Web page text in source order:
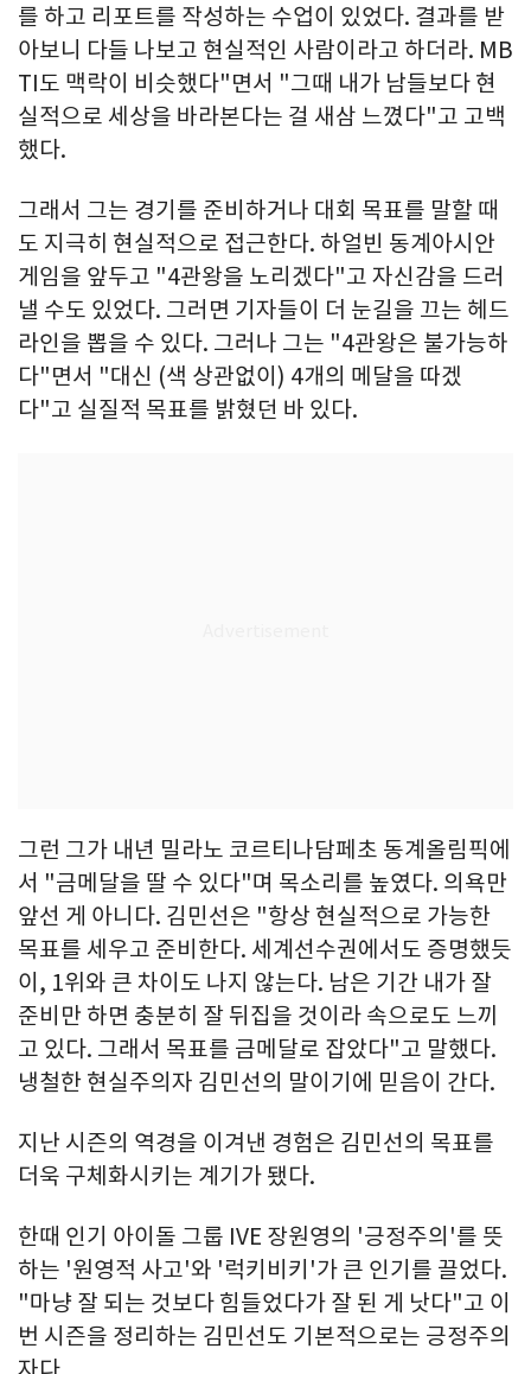
를 하고 리포트를 작성하는 수업이 있었다. 결과를 받
아보니 다들 나보고 현실적인 사람이라고 하더라. MB
TI도 맥락이 비슷했다"면서 "그때 내가 남들보다 현
실적으로 세상을 바라본다는 걸 새삼 느꼈다"고 고백
했다.
그래서 그는 경기를 준비하거나 대회 목표를 말할 때
도 지극히 현실적으로 접근한다. 하얼빈 동계아시안
게임을 앞두고 "4관왕을 노리겠다"고 자신감을 드러
낼 수도 있었다. 그러면 기자들이 더 눈길을 끄는 헤드
라인을 뽑을 수 있다. 그러나 그는 "4관왕은 불가능하
다"면서 "대신 (색 상관없이) 4개의 메달을 따겠
다"고 실질적 목표를 밝혔던 바 있다.
그런 그가 내년 밀라노 코르티나담페초 동계올림픽에
서 "금메달을 딸 수 있다"며 목소리를 높였다. 의욕만
앞선 게 아니다. 김민선은 "항상 현실적으로 가능한
목표를 세우고 준비한다. 세계선수권에서도 증명했듯
이, 1위와 큰 차이도 나지 않는다. 남은 기간 내가 잘
준비만 하면 충분히 잘 뒤집을 것이라 속으로도 느끼
고 있다. 그래서 목표를 금메달로 잡았다"고 말했다.
냉철한 현실주의자 김민선의 말이기에 믿음이 간다.
지난 시즌의 역경을 이겨낸 경험은 김민선의 목표를
더욱 구체화시키는 계기가 됐다.
한때 인기 아이돌 그룹 IVE 장원영의 '긍정주의'를 뜻
하는 '원영적 사고'와 '럭키비키'가 큰 인기를 끌었다.
"마냥 잘 되는 것보다 힘들었다가 잘 된 게 낫다"고 이
번 시즌을 정리하는 김민선도 기본적으로는 긍정주의